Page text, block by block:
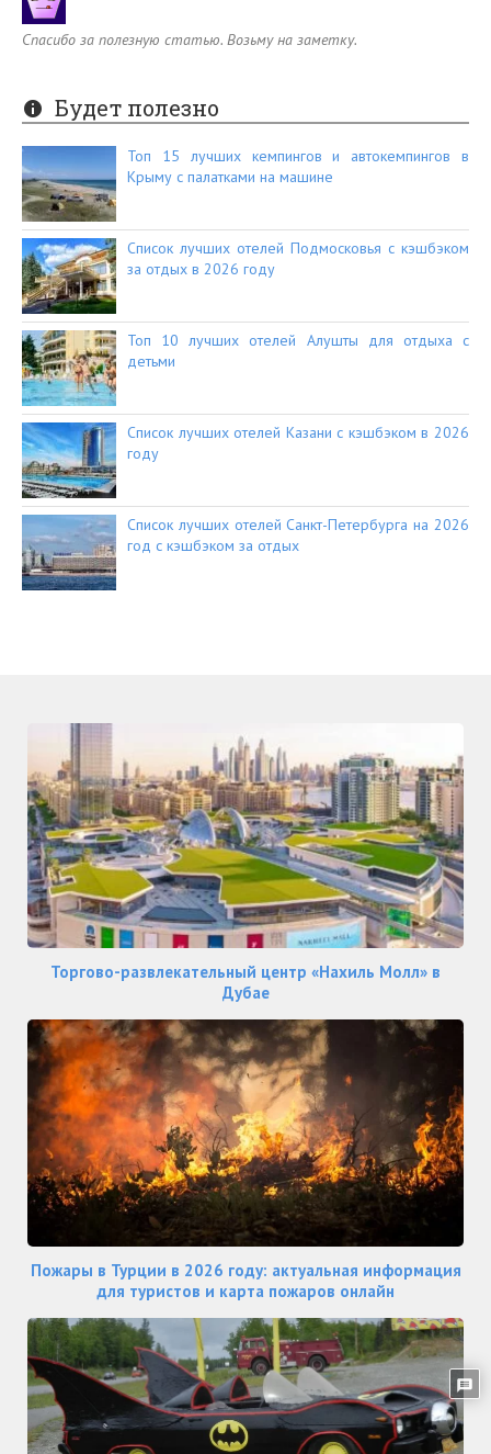
Спасибо за полезную статью. Возьму на заметку.
Будет полезно
Топ 15 лучших кемпингов и автокемпингов в
Крыму с палатками на машине
Список лучших отелей Подмосковья с кэшбэком
за отдых в 2026 году
Топ 10 лучших отелей Алушты для отдыха с
детьми
Список лучших отелей Казани с кэшбэком в 2026
году
Список лучших отелей Санкт-Петербурга на 2026
год с кэшбэком за отдых
Торгово-развлекательный центр «Нахиль Молл» в
Дубае
Пожары в Турции в 2026 году: актуальная информация
для туристов и карта пожаров онлайн